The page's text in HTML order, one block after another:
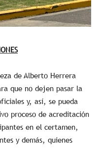
de Alberto Herrera
que no dejen pasar la
y, así, se pueda
proceso de acreditación
en el certamen,
y demás, quienes